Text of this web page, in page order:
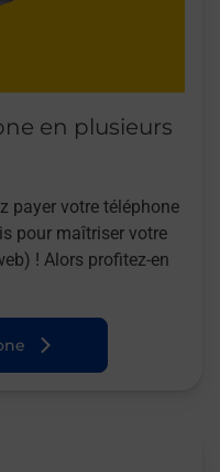
en plusieurs
payer votre téléphone
pour maîtriser votre
! Alors profitez-en